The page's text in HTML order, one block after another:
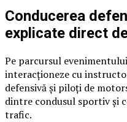
Conducerea
explicate direct
Pe parcursul
interacționeze cu
defensivă și piloți de
dintre condusul sportiv și
trafic.